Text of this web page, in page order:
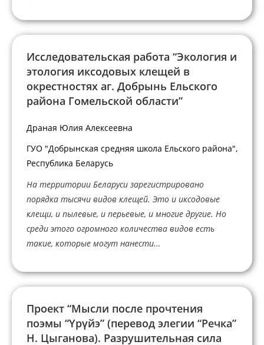
Исследовательская работа “Экология и
этология иксодовых клещей в
окрестностях аг. Добрынь Ельского
района Гомельской области”
Драная Юлия Алексеевна
ГУО "Добрынская средняя школа Ельского района",
Республика Беларусь
На территории Беларуси зарегистрировано
порядка тысячи видов клещей. Это и иксодовые
клещи, и пылевые, и перьевые, и многие другие. Но
среди этого огромного количества видов есть
такие, которые могут нанести...
Проект “Мысли после прочтения
поэмы “Үрүйэ” (перевод элегии “Речка”
Н. Цыганова). Разрушительная сила